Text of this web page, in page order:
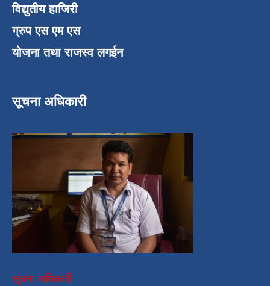
विद्युतीय हाजिरी
ग्रुप एस एम एस
योजना तथा राजस्व लगईन
सूचना अधिकारी
सूचना अधिकारी